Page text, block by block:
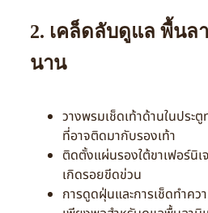
2. เคล็ดลับดูแล พื้นล
นาน
วางพรมเช็ดเท้าด้านในประ
ที่อาจติดมากับรองเท้า
ติดตั้งแผ่นรองใต้ขาเฟอร์นิ
เกิดรอยขีดข่วน
การดูดฝุ่นและการเช็ดทำคว